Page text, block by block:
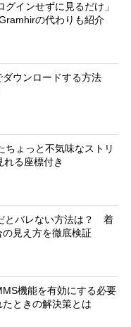
グインせずに見るだけ」
の代わりも紹介
ウンロードする方法
ちょっと不気味なストリ
る座標付き
とバレない方法は？ 着
見え方を徹底検証
機能を有効にする必要
ときの解決策とは